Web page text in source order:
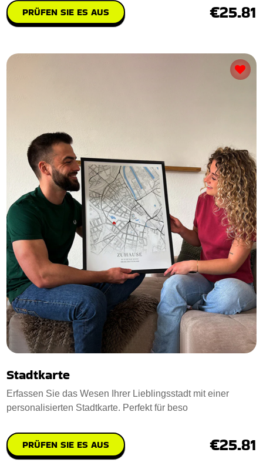
PRÜFEN SIE ES AUS €25.81
Stadtkarte
Erfassen Sie das Wesen Ihrer Lieblingsstadt mit einer
personalisierten Stadtkarte. Perfekt für beso
PRÜFEN SIE ES AUS €25.81